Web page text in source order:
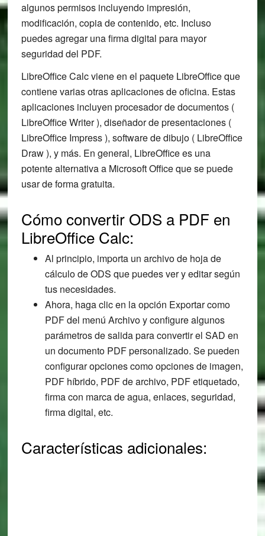
algunos permisos incluyendo impresión,
modificación, copia de contenido, etc. Incluso
puedes agregar una firma digital para mayor
seguridad del PDF.
LibreOffice Calc viene en el paquete LibreOffice que
contiene varias otras aplicaciones de oficina. Estas
aplicaciones incluyen procesador de documentos (
LibreOffice Writer ), diseñador de presentaciones (
LibreOffice Impress ), software de dibujo ( LibreOffice
Draw ), y más. En general, LibreOffice es una
potente alternativa a Microsoft Office que se puede
usar de forma gratuita.
Cómo convertir ODS a PDF en
LibreOffice Calc:
Al principio, importa un archivo de hoja de
cálculo de ODS que puedes ver y editar según
tus necesidades.
Ahora, haga clic en la opción Exportar como
PDF del menú Archivo y configure algunos
parámetros de salida para convertir el SAD en
un documento PDF personalizado. Se pueden
configurar opciones como opciones de imagen,
PDF híbrido, PDF de archivo, PDF etiquetado,
firma con marca de agua, enlaces, seguridad,
firma digital, etc.
Características adicionales: